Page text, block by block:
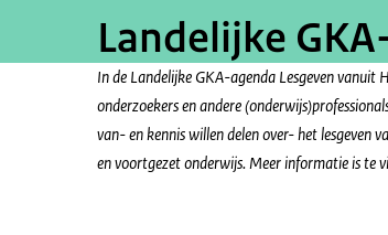
Landelijke
In de Landelijke GKA-agenda Lesgeven vanuit
onderzoekers en andere
van- en kennis willen delen over- het lesgeven
en voortgezet onderwijs. Meer informatie is te